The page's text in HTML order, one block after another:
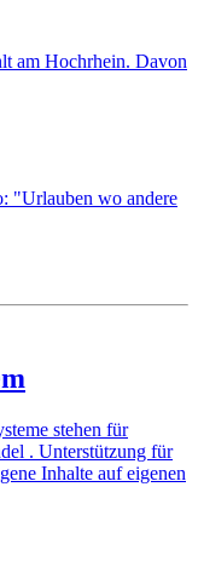
am Hochrhein. Davon
"Urlauben wo andere
stehen für
. Unterstützung für
Inhalte auf eigenen